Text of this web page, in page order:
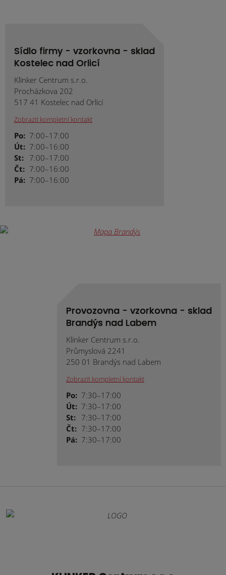
Sídlo firmy - vzorkovna - sklad
Kostelec nad Orlicí
Klinker Centrum s.r.o.
Procházkova 202
517 41 Kostelec nad Orlicí
Zobrazit kompletní kontakt
Po: 7:00–17:00
Út: 7:00–16:00
St: 7:00–17:00
Čt: 7:00–16:00
Pá: 7:00–16:00
Provozovna - vzorkovna - sklad
Brandýs nad Labem
Klinker Centrum s.r.o.
Průmyslová 2241
250 01 Brandýs nad Labem
Zobrazit kompletní kontakt
Po: 7:30–17:00
Út: 7:30–17:00
St: 7:30–17:00
Čt: 7:30–17:00
Pá: 7:30–17:00